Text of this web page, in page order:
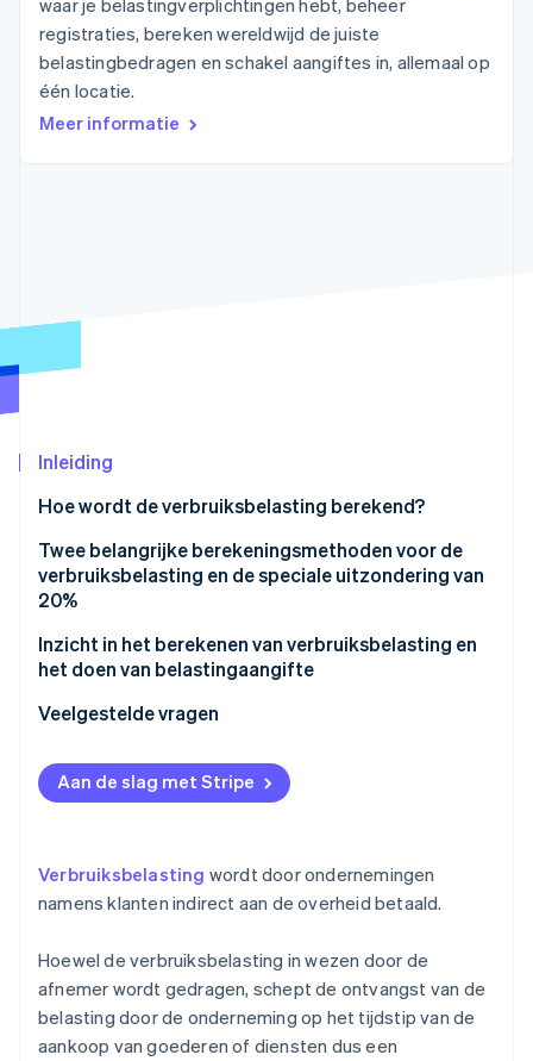
Oprichting van een start-up
Climate
CO₂-verwijdering
Identity
Online identiteitsverificatie
Ecosysteem
Stripe App Marketplace
waar je belastingverplichtingen hebt, beheer
registraties, bereken wereldwijd de juiste
belastingbedragen en schakel aangiftes in, allemaal op
één locatie.
Meer informatie
Inleiding
Hoe wordt de verbruiksbelasting berekend?
Wat is de heffingsgrondslag voor de
verbruiksbelasting?
Twee belangrijke berekeningsmethoden voor de
verbruiksbelasting en de speciale uitzondering van
20%
Reguliere belastingmethode
Vereenvoudigde belastingmethode
Verbruiksbelasting berekenen met de speciale
uitzondering van 20%
Inzicht in het berekenen van verbruiksbelasting en
het doen van belastingaangifte
Veelgestelde vragen
Vraag: Hoe bereken je de verbruiksbelasting vanuit
de interne belasting (prijs inclusief belasting)?
Vraag: Wanneer is de uiterste datum voor het
Aan de slag met Stripe
Verbruiksbelasting wordt door ondernemingen
namens klanten indirect aan de overheid betaald.
Hoewel de verbruiksbelasting in wezen door de
afnemer wordt gedragen, schept de ontvangst van de
belasting door de onderneming op het tijdstip van de
aankoop van goederen of diensten dus een